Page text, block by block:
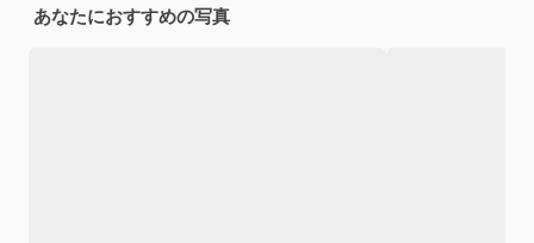
あなたにおすすめの写真